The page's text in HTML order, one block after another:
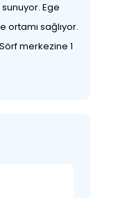
Ege
ortamı sağlıyor.
merkezine 1